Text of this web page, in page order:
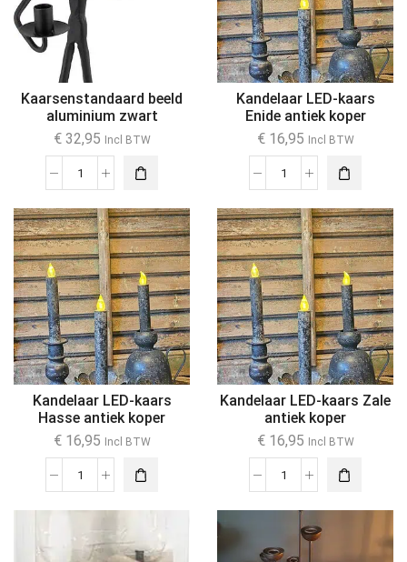
Kaarsenstandaard beeld
aluminium zwart
€32,95 Incl BTW
Kandelaar LED-kaars
Enide antiek koper
€16,95 Incl BTW
Kandelaar LED-kaars
Hasse antiek koper
€16,95 Incl BTW
Kandelaar LED-kaars Zale
antiek koper
€16,95 Incl BTW